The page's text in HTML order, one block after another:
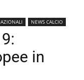
NEWS CALCIO
in